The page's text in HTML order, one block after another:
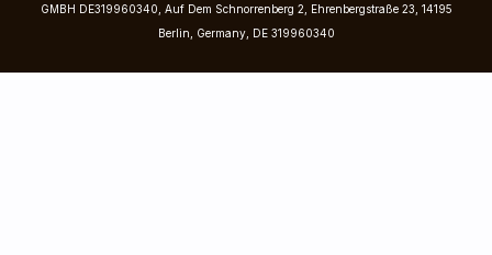
GMBH DE319960340, Auf Dem Schnorrenberg 2, Ehrenbergstraße 23, 14195
Berlin, Germany, DE 319960340